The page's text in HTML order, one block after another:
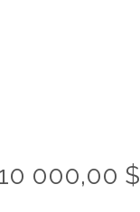
000,00 $